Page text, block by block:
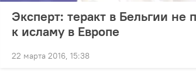
Эксперт: теракт в Бельгии не
к исламу в Европе
22 марта 2016, 15:38